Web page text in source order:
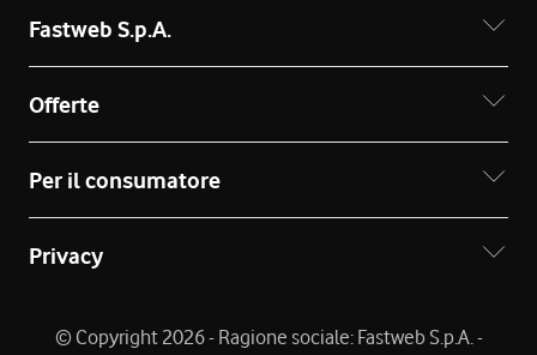
Fastweb S.p.A.
Offerte
Per il consumatore
Privacy
© Copyright 2026 - Ragione sociale: Fastweb S.p.A. -